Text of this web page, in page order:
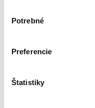
súhlasu
Potrebné
Preferencie
Štatistiky